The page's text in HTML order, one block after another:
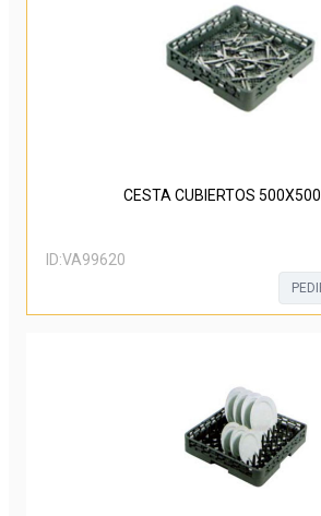
CESTA CUBIERTOS
ID:VA99620